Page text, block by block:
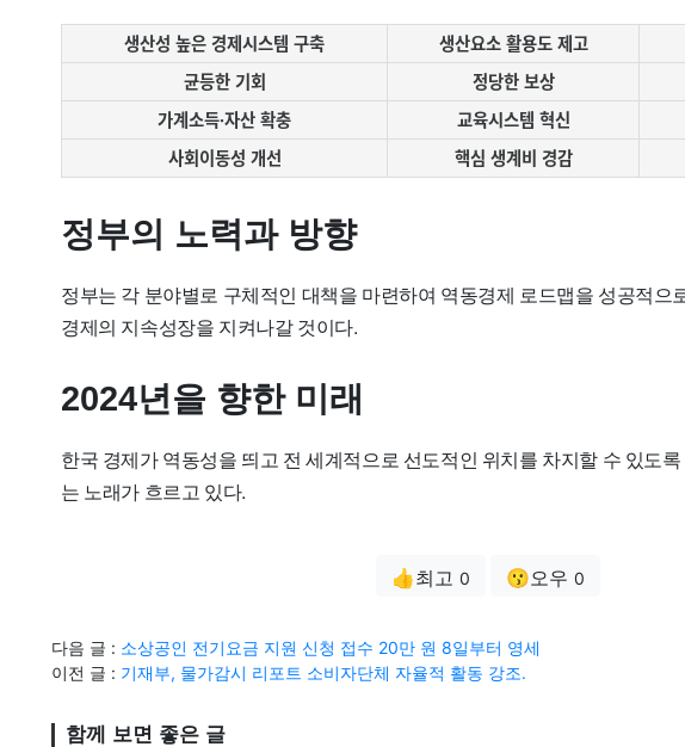
생산성 높은 경제시스템 구축 생산요소 활용도 제고
균등한 기회
정당한 보상
가계소득·자산 확충
교육시스템 혁신
사회이동성 개선
핵심 생계비 경감
정부의 노력과 방향
정부는 각 분야별로 구체적인 대책을 마련하여 역동경제 로드맵을 성공적으
경제의 지속성장을 지켜나갈 것이다.
2024년을 향한 미래
한국 경제가 역동성을 띄고 전 세계적으로 선도적인 위치를 차지할 수 있도
는 노래가 흐르고 있다.
👍최고 0 😗오우 0
다음 글 : 소상공인 전기요금 지원 신청 접수 20만 원 8일부터 영세
이전 글 : 기재부, 물가감시 리포트 소비자단체 자율적 활동 강조.
함께 보면 좋은 글